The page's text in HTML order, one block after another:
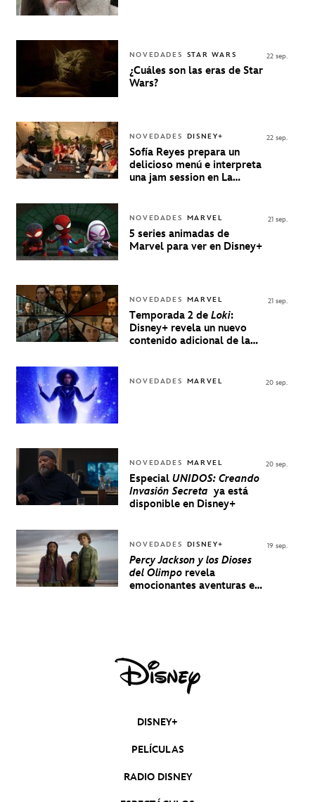
NOVEDADES STAR WARS
¿Cuáles son las eras de Star
Wars?
22 sep.
NOVEDADES DISNEY+
Sofía Reyes prepara un
delicioso menú e interpreta
una jam session en La
22 sep.
NOVEDADES MARVEL
5 series animadas de
Marvel para ver en Disney+
21 sep.
NOVEDADES MARVEL
Temporada 2 de Loki:
Disney+ revela un nuevo
contenido adicional de la
21 sep.
NOVEDADES MARVEL 20 sep.
NOVEDADES MARVEL
Especial UNIDOS: Creando
Invasión Secreta ya está
disponible en Disney+
20 sep.
NOVEDADES DISNEY+
Percy Jackson y los Dioses
del Olimporevela
emocionantes aventuras en
19 sep.
DISNEY+
PELÍCULAS
RADIO DISNEY